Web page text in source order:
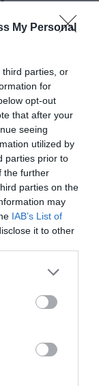
My Personal
third parties, or
for
opt-out
that after your
seeing
utilized by
parties prior to
the further
parties on the
may
IAB’s List of
it to other
y
comprado",
puedas estar
que todos
buena